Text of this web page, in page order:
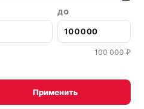
ДО
100 000 ₽
Применить